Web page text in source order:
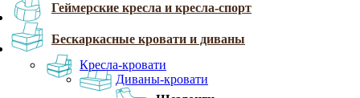
Геймерские кресла и кресла-спорт
Бескаркасные кровати и диваны
Кресла-кровати
Диваны-кровати